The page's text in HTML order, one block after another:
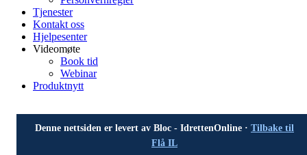
Tjenester
Kontakt oss
Hjelpesenter
Videomøte
Book tid
Webinar
Produktnytt
Denne nettsiden er levert av Bloc - IdrettenOnline · Tilbake til
Flå IL